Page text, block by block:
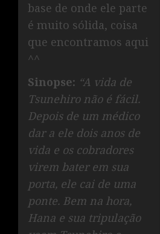
base de onde ele parte
é muito sólida, coisa
que encontramos aqui
^^
Sinopse: “A vida de
Tsunehiro não é fácil.
Depois de um médico
dar a ele dois anos de
vida e os cobradores
virem bater em sua
porta, ele cai de uma
ponte. Bem na hora,
Hana e sua tripulação